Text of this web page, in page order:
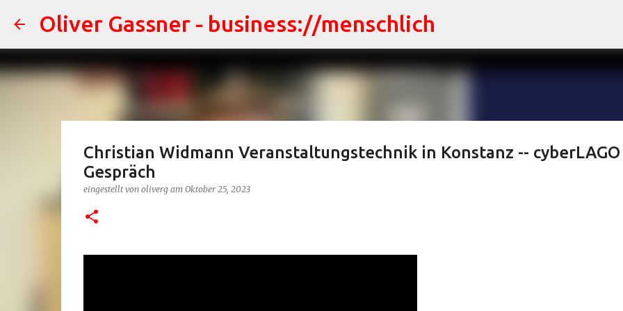
Direkt zum Hauptbereich
Oliver Gassner - business://menschlich
Christian Widmann Veranstaltungstechnik in Konstanz --
Gespräch
eingestellt von oliverg am Oktober 25, 2023